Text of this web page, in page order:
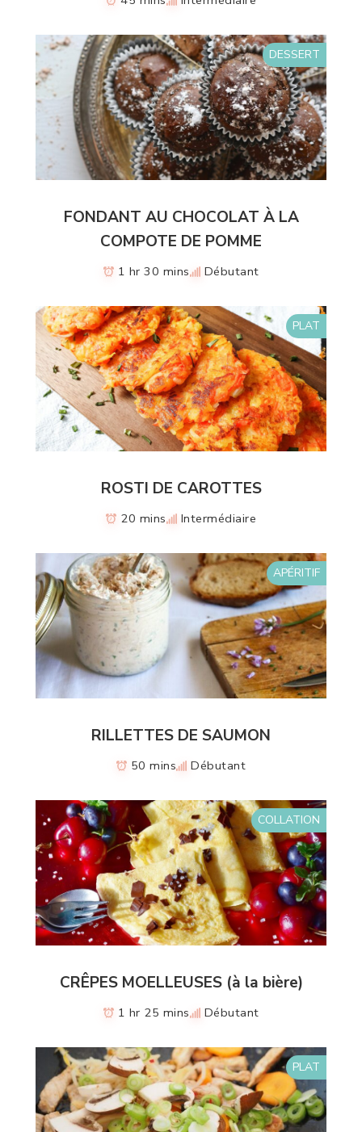
DESSERT
FONDANT AU CHOCOLAT À LA
COMPOTE DE POMME
1 hr 30 mins Débutant
PLAT
ROSTI DE CAROTTES
20 mins Intermédiaire
APÉRITIF
RILLETTES DE SAUMON
50 mins Débutant
COLLATION
CRÊPES MOELLEUSES (à la bière)
1 hr 25 mins Débutant
PLAT